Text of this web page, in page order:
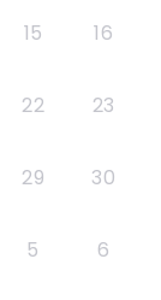
15 16
22 23
29 30
5 6